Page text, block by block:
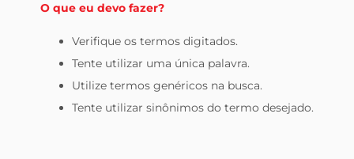
O que eu devo fazer?
Verifique os termos digitados.
Tente utilizar uma única palavra.
Utilize termos genéricos na busca.
Tente utilizar sinônimos do termo desejado.